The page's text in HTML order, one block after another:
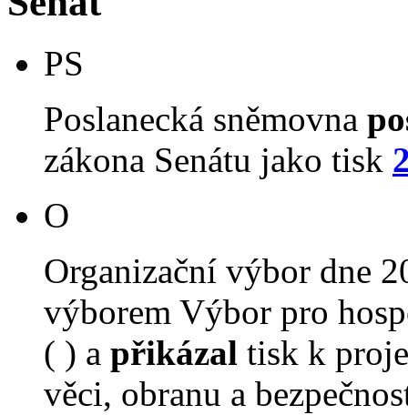
PS
Poslanecká sněmovna
zákona Senátu jako tisk
O
Organizační výbor dne
výborem Výbor pro
( ) a přikázal tisk k
věci, obranu a